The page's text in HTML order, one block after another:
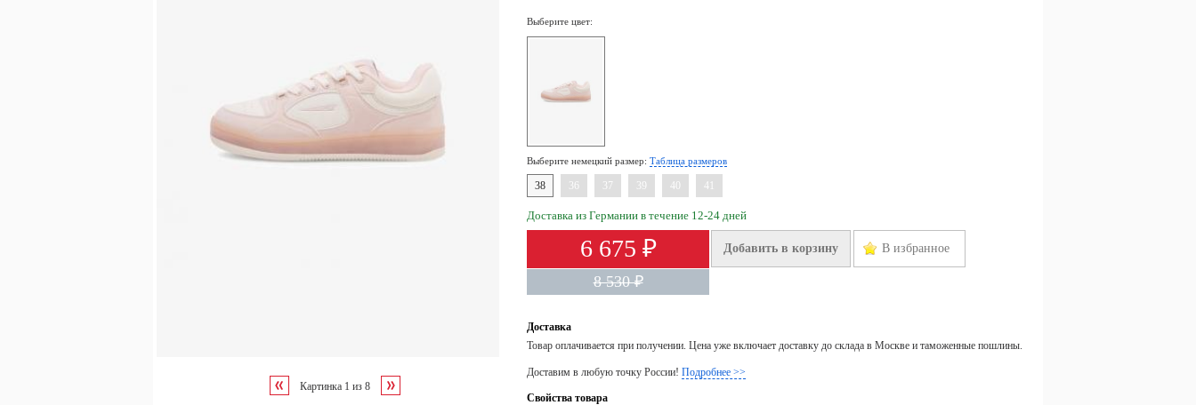
Картинка 1 из 8
Выберите цвет:
Выберите немецкий размер: Таблица размеров
38 36 37 39 40 41
Доставка из Германии в течение 12-24 дней
6 675 ₽ Добавить в корзину В избранное
8 530 ₽
Доставка
Товар оплачивается при получении. Цена уже включает доставку до склада в Москве и таможенные пошлины.
Доставим в любую точку России! Подробнее >>
Свойства товара